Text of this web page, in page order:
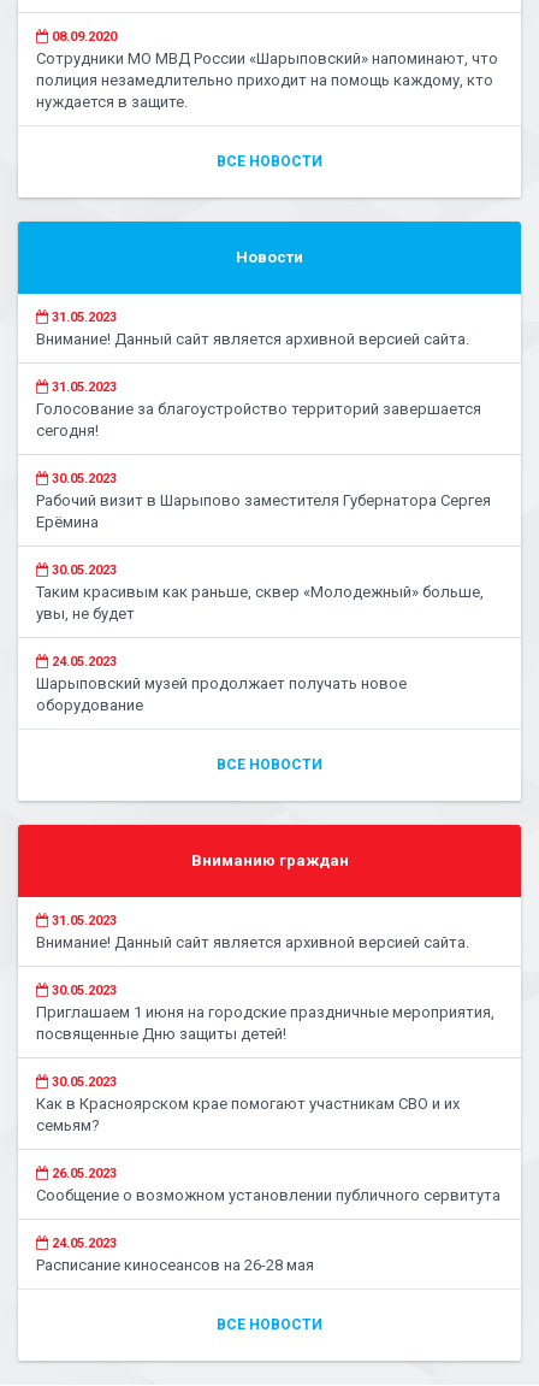
08.09.2020
Сотрудники МО МВД России «Шарыповский» напоминают, что
полиция незамедлительно приходит на помощь каждому, кто
нуждается в защите.
ВСЕ НОВОСТИ
Новости
31.05.2023
Внимание! Данный сайт является архивной версией сайта.
31.05.2023
Голосование за благоустройство территорий завершается
сегодня!
30.05.2023
Рабочий визит в Шарыпово заместителя Губернатора Сергея
Ерёмина
30.05.2023
Таким красивым как раньше, сквер «Молодежный» больше,
увы, не будет
24.05.2023
Шарыповский музей продолжает получать новое
оборудование
ВСЕ НОВОСТИ
Вниманию граждан
31.05.2023
Внимание! Данный сайт является архивной версией сайта.
30.05.2023
Приглашаем 1 июня на городские праздничные мероприятия,
посвященные Дню защиты детей!
30.05.2023
Как в Красноярском крае помогают участникам СВО и их
семьям?
26.05.2023
Сообщение о возможном установлении публичного сервитута
24.05.2023
Расписание киносеансов на 26-28 мая
ВСЕ НОВОСТИ